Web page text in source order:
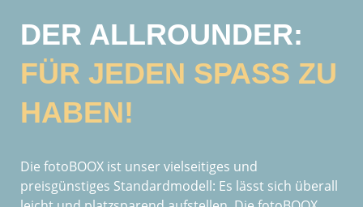
DER ALLROUNDER:
FÜR JEDEN SPASS ZU H
ABEN!
Die fotoBOOX ist unser vielseitiges und
preisgünstiges Standardmodell: Es lässt sich überall